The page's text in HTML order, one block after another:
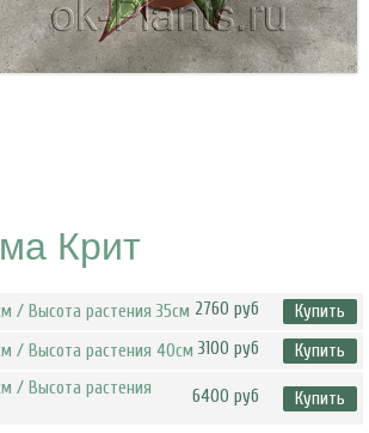
Крит
/ Высота растения 35см 2760 руб
Купить
/ Высота растения 40см 3100 руб
Купить
/ Высота растения
6400 руб Купить